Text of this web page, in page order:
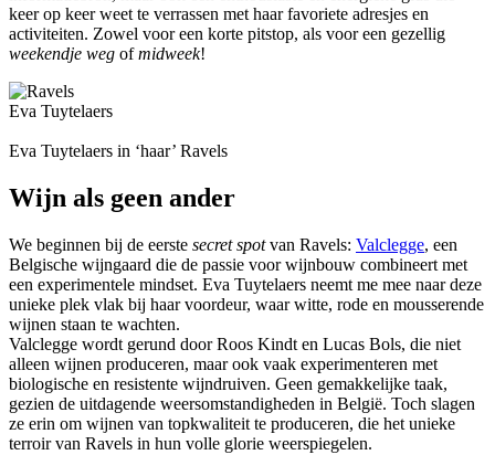
keer op keer weet te verrassen met haar favoriete adresjes en
activiteiten. Zowel voor een korte pitstop, als voor een gezellig
weekendje weg ofmidweek!
Eva Tuytelaers
Eva Tuytelaers in ‘haar’ Ravels
Wijn als geen ander
We beginnen bij de eerste secret spotvan Ravels: Valclegge, een
Belgische wijngaard die de passie voor wijnbouw combineert met
een experimentele mindset. Eva Tuytelaers neemt me mee naar deze
unieke plek vlak bij haar voordeur, waar witte, rode en mousserende
wijnen staan te wachten.
Valclegge wordt gerund door Roos Kindt en Lucas Bols, die niet
alleen wijnen produceren, maar ook vaak experimenteren met
biologische en resistente wijndruiven. Geen gemakkelijke taak,
gezien de uitdagende weersomstandigheden in België. Toch slagen
ze erin om wijnen van topkwaliteit te produceren, die het unieke
terroir van Ravels in hun volle glorie weerspiegelen.